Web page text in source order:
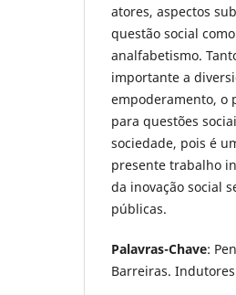
atores, aspectos
questão social
analfabetismo.
importante a
empoderamento, o
para questões
sociedade, pois é
presente trabalho
da inovação social
públicas.
Palavras-Chave:
Barreiras.